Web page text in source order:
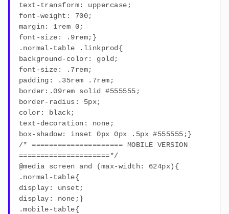
text-transform: uppercase;
font-weight: 700;
margin: 1rem 0;
font-size: .9rem;}
.normal-table .linkprod{
background-color: gold;
font-size: .7rem;
padding: .35rem .7rem;
border:.09rem solid #555555;
border-radius: 5px;
color: black;
text-decoration: none;
box-shadow: inset 0px 0px .5px #555555;}
/* ===================== MOBILE VERSION
=====================*/
@media screen and (max-width: 624px){
.normal-table{
display: unset;
display: none;}
.mobile-table{